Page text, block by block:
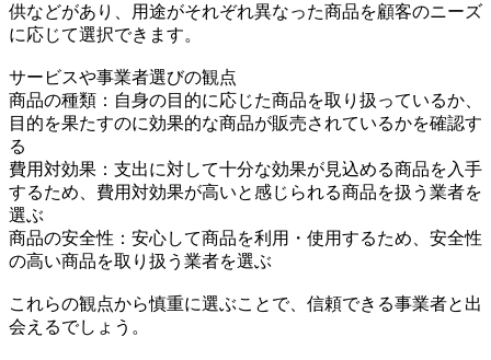
供などがあり、用途がそれぞれ異なった商品を顧客のニーズ
に応じて選択できます。
サービスや事業者選びの観点
商品の種類：自身の目的に応じた商品を取り扱っているか、
目的を果たすのに効果的な商品が販売されているかを確認す
る
費用対効果：支出に対して十分な効果が見込める商品を入手
するため、費用対効果が高いと感じられる商品を扱う業者を
選ぶ
商品の安全性：安心して商品を利用・使用するため、安全性
の高い商品を取り扱う業者を選ぶ
これらの観点から慎重に選ぶことで、信頼できる事業者と出
会えるでしょう。